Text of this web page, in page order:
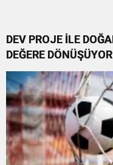
DEV PROJE İLE
DEĞERE DÖNÜŞÜYOR